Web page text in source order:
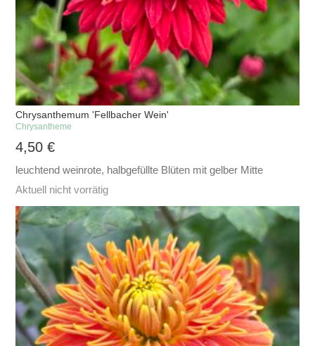
Chrysanthemum 'Fellbacher Wein'
Chrysantheme
4,50€
leuchtend weinrote, halbgefüllte Blüten mit gelber Mitte
Aktuell nicht vorrätig